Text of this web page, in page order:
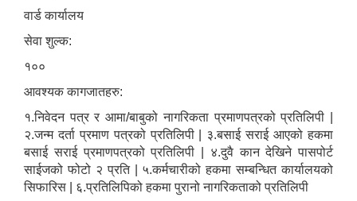
वार्ड कार्यालय
सेवा शुल्क:
१००
आवश्यक कागजातहरु:
१.निवेदन पत्र र आमा/बाबुको नागरिकता प्रमाणपत्रको प्रतिलिपी |
२.जन्म दर्ता प्रमाण पत्रको प्रतिलिपी | ३.बसाई सराई आएको हकमा
बसाई सराई प्रमाणपत्रको प्रतिलिपी | ४.दुवै कान देखिने पासपोर्ट
साईजको फोटो २ प्रति | ५.कर्मचारीको हकमा सम्बन्धित कार्यालयको
सिफारिस | ६.प्रतिलिपिको हकमा पुरानो नागरिकताको प्रतिलिपी